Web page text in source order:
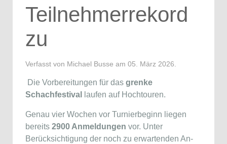
Teilnehmerrekord
zu
Verfasst von Michael Busse am 05. März 2026
Die Vorbereitungen für das grenke
Schachfestival
laufen auf Hochtouren.
Genau vier Wochen vor Turnierbeginn liegen
bereits 2900 Anmeldungen vor. Unter
Berücksichtigung der noch zu erwartenden An-